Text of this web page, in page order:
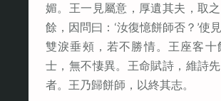
媚。王一見屬意，厚遺其夫，取
餘，因問曰：‘汝復憶餅師否？’使
雙淚垂頰，若不勝情。王座客十
士，無不悽異。王命賦詩，維詩
者。王乃歸餅師，以終其志。